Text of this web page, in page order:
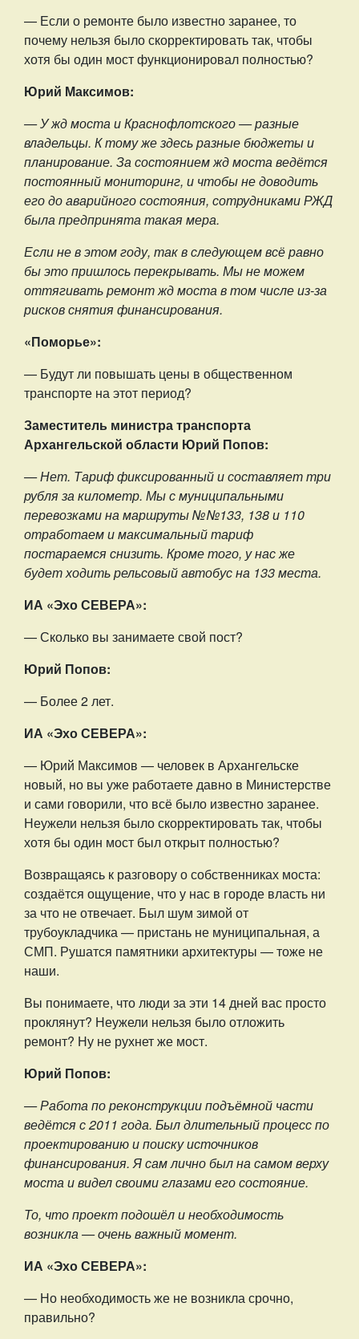
— Если о ремонте было известно заранее, то
почему нельзя было скорректировать так, чтобы
хотя бы один мост функционировал полностью?
Юрий Максимов:
— У жд моста и Краснофлотского — разные
владельцы. К тому же здесь разные бюджеты и
планирование. За состоянием жд моста ведётся
постоянный мониторинг, и чтобы не доводить
его до аварийного состояния, сотрудниками РЖД
была предпринята такая мера.
Если не в этом году, так в следующем всё равно
бы это пришлось перекрывать. Мы не можем
оттягивать ремонт жд моста в том числе из-за
рисков снятия финансирования.
«Поморье»:
— Будут ли повышать цены в общественном
транспорте на этот период?
Заместитель министра транспорта
Архангельской области Юрий Попов:
— Нет. Тариф фиксированный и составляет три
рубля за километр. Мы с муниципальными
перевозками на маршруты № №133, 138 и 110
отработаем и максимальный тариф
постараемся снизить. Кроме того, у нас же
будет ходить рельсовый автобус на 133 места.
ИА «Эхо СЕВЕРА»:
— Сколько вы занимаете свой пост?
Юрий Попов:
— Более 2 лет.
ИА «Эхо СЕВЕРА»:
— Юрий Максимов — человек в Архангельске
новый, но вы уже работаете давно в Министерстве
и сами говорили, что всё было известно заранее.
Неужели нельзя было скорректировать так, чтобы
хотя бы один мост был открыт полностью?
Возвращаясь к разговору о собственниках моста:
создаётся ощущение, что у нас в городе власть ни
за что не отвечает. Был шум зимой от
трубоукладчика — пристань не муниципальная, а
СМП. Рушатся памятники архитектуры — тоже не
наши.
Вы понимаете, что люди за эти 14 дней вас просто
проклянут? Неужели нельзя было отложить
ремонт? Ну не рухнет же мост.
Юрий Попов:
— Работа по реконструкции подъёмной части
ведётся с 2011 года. Был длительный процесс по
проектированию и поиску источников
финансирования. Я сам лично был на самом верху
моста и видел своими глазами его состояние.
То, что проект подошёл и необходимость
возникла — очень важный момент.
ИА «Эхо СЕВЕРА»:
— Но необходимость же не возникла срочно,
правильно?